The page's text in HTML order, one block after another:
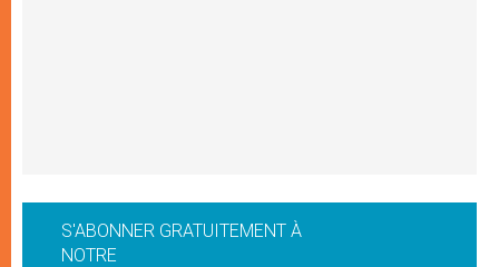
S'ABONNER GRATUITEMENT À
NOTRE